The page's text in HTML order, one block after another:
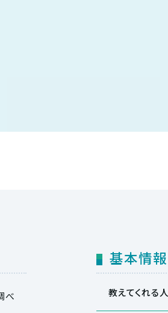
べ
基本情報
教えてくれる人